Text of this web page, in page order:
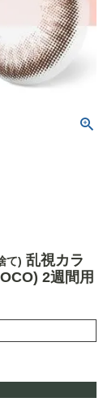
て) 乱視カラ
2週間用